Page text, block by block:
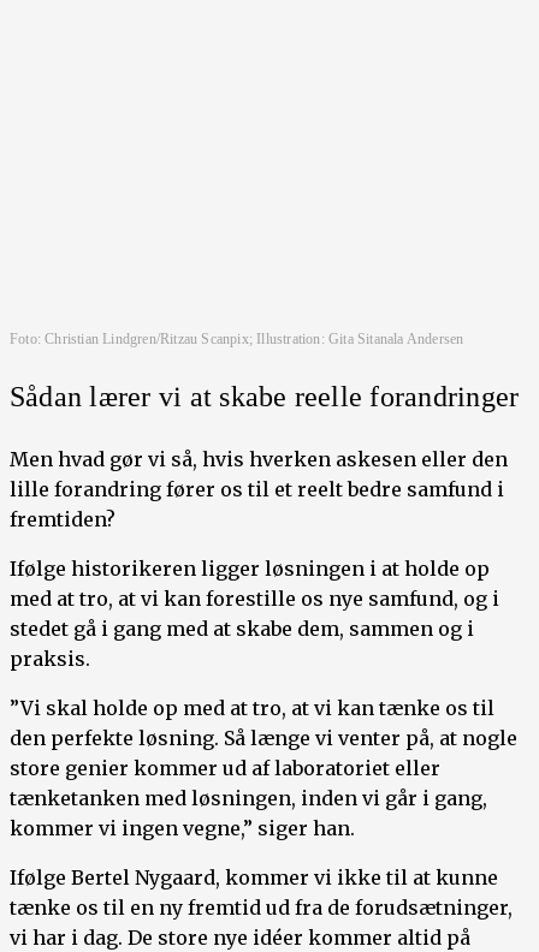
Foto: Christian Lindgren/Ritzau Scanpix; Illustration: Gita Sitanala Andersen
Sådan lærer vi at skabe reelle forandringer
Men hvad gør vi så, hvis hverken askesen eller den
lille forandring fører os til et reelt bedre samfund i
fremtiden?
Ifølge historikeren ligger løsningen i at holde op
med at tro, at vi kan forestille os nye samfund, og i
stedet gå i gang med at skabe dem, sammen og i
praksis.
”Vi skal holde op med at tro, at vi kan tænke os til
den perfekte løsning. Så længe vi venter på, at nogle
store genier kommer ud af laboratoriet eller
tænketanken med løsningen, inden vi går i gang,
kommer vi ingen vegne,” siger han.
Ifølge Bertel Nygaard, kommer vi ikke til at kunne
tænke os til en ny fremtid ud fra de forudsætninger,
vi har i dag. De store nye idéer kommer altid på